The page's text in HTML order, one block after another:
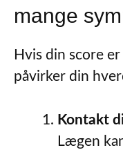
mange
Hvis din score
påvirker din
Kontakt
Lægen